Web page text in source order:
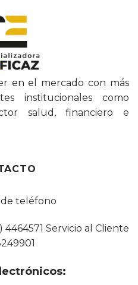
en el mercado con más
institucionales como
salud, financiero e
teléfono
Servicio al Cliente